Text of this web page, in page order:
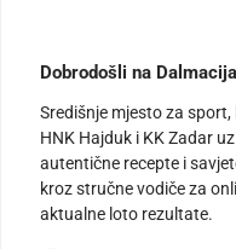
Dobrodošli na
Središnje mjesto za
HNK Hajduk i KK Zadar
autentične recepte i
kroz stručne vodiče za
aktualne loto rezultate.